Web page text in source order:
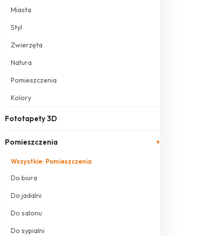
Miasta
Styl
Zwierzęta
Natura
Pomieszczenia
Kolory
Fototapety 3D
Pomieszczenia ▾
Wszystkie: Pomieszczenia
Do biura
Do jadalni
Do salonu
Do sypialni